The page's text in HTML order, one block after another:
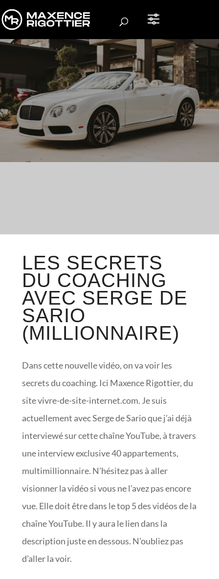
LES SECRETS
DU COACHING
AVEC SERGE DE
SARIO
(MILLIONNAIRE)
Dans cette nouvelle vidéo, on va voir les
secrets du coaching. Ici Maxence Rigottier, du
site vivre-de-site-internet.com. Je suis
actuellement avec Serge de Sario que j’ai déjà
interviewé sur cette chaîne YouTube, à travers
une interview exclusive 40 appartements,
multimillionnaire. N’hésitez pas à aller
visionner la vidéo si vous ne l’avez pas encore
vue. Elle doit être dans le top 5 des vidéos de la
chaîne YouTube. Il y aura le lien dans la
description juste en dessous. N’oubliez pas
d’aller la voir.